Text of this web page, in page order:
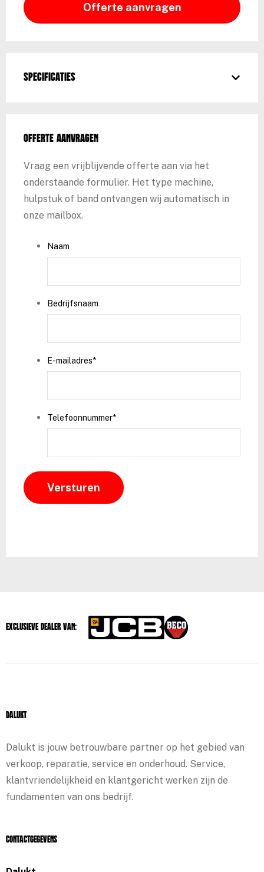
Offerte aanvragen
Specificaties
Offerte aanvragen
Vraag een vrijblijvende offerte aan via het
onderstaande formulier. Het type machine,
hulpstuk of band ontvangen wij automatisch in
onze mailbox.
Naam
Bedrijfsnaam
E-mailadres*
Telefoonnummer*
Exclusieve dealer van:
Dalukt
Dalukt is jouw betrouwbare partner op het gebied van
verkoop, reparatie, service en onderhoud. Service,
klantvriendelijkheid en klantgericht werken zijn de
fundamenten van ons bedrijf.
Contactgegevens